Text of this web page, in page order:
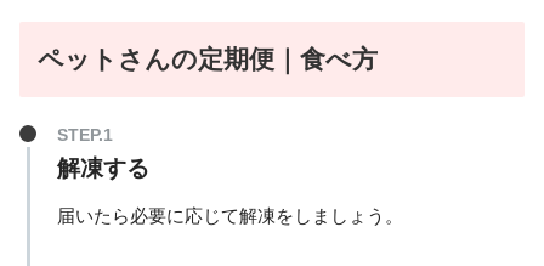
ペットさんの定期便 ｜食べ方
解凍する
届いたら必要に応じて解凍をしましょう。